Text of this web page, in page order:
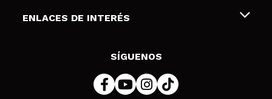
Formas de pago
Terminos y condiciones de uso
Política de cookies
ENLACES DE INTERÉS
SÍGUENOS